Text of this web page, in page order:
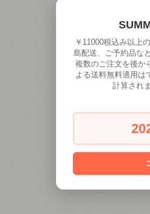
￥11000税込み以上
島配送、ご予約品な
複数のご注文を後か
よる送料無料適用は
計算され